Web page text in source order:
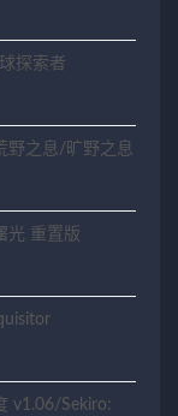
探索者
野之息/旷野之息
光 重置版
v1.06/Sekiro: